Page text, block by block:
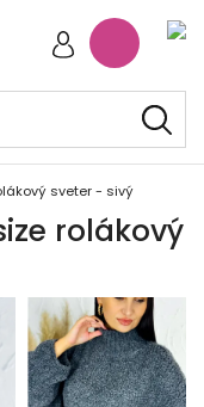
sveter - sivý
rolákový